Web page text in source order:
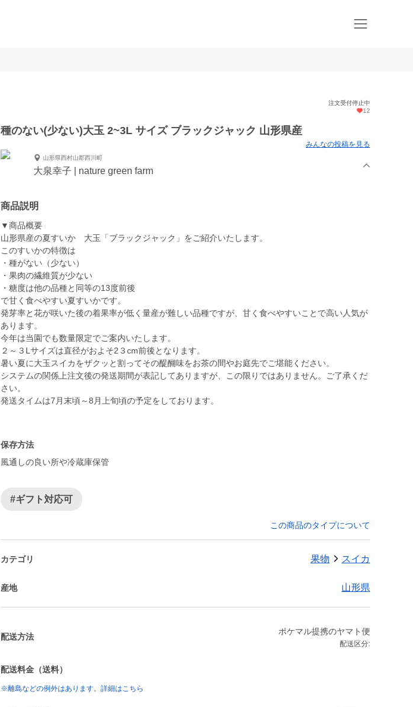
注文受付停止中
12
種のない(少ない)大玉 2~3L サイズ ブラックジャック 山形県産
みんなの投稿を見る
山形県西村山郡西川町
大泉幸子 | nature green farm
商品説明
▼商品概要
山形県産の夏すいか 大玉「ブラックジャック」をご紹介いたします。
このすいかの特徴は
・種がない（少ない）
・果肉の繊維質が少ない
・糖度は他の品種と同等の13度前後
で甘く食べやすい夏すいかです。
発芽率と花が咲いた後の着果率が低く量産が難しい品種ですが、甘く食べやすいことで高い人気が
あります。
今年は当園でも数量限定でご案内いたします。
２～３Lサイズは直径がおよそ2３cm前後となります。
暑い夏に大玉スイカをザクッと割ってその醍醐味をお茶の間やお庭先でご堪能ください。
システムの関係上注文後の発送期間が表記してありますが、この限りではありません。ご了承くだ
さい。
発送タイムは7月末頃～8月上旬頃の予定をしております。
保存方法
風通しの良い所や冷蔵庫保管
#ギフト対応可
この商品のタイプについて
カテゴリ 果物 スイカ
産地 山形県
配送方法
ポケマル提携のヤマト便
配送区分:
配送料金（送料）
※離島などの例外はあります。詳細はこちら